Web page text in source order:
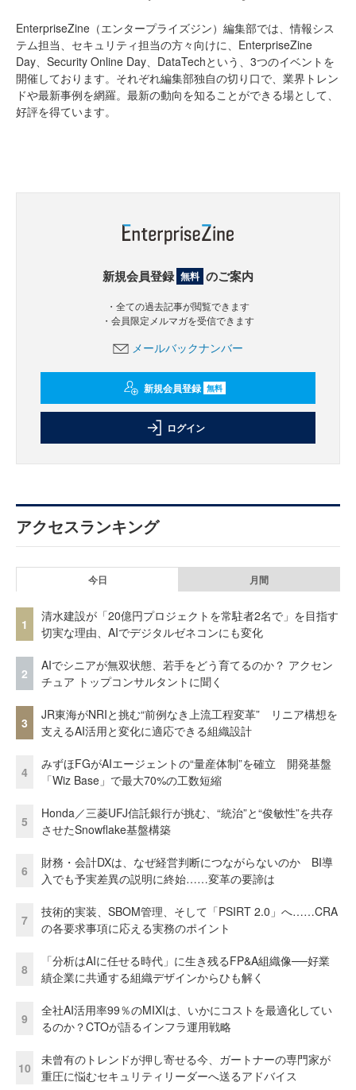
EnterpriseZine（エンタープライズジン）編集部では、情報シス
テム担当、セキュリティ担当の方々向けに、EnterpriseZine
Day、Security Online Day、DataTechという、3つのイベントを
開催しております。それぞれ編集部独自の切り口で、業界トレン
ドや最新事例を網羅。最新の動向を知ることができる場として、
好評を得ています。
新規会員登録 無料 のご案内
・全ての過去記事が閲覧できます
・会員限定メルマガを受信できます
メールバックナンバー
新規会員登録 無料
ログイン
アクセスランキング
今日 月間
1
清水建設が「20億円プロジェクトを常駐者2名で」を目指す
切実な理由、AIでデジタルゼネコンにも変化
2
AIでシニアが無双状態、若手をどう育てるのか？ アクセン
チュア トップコンサルタントに聞く
3
JR東海がNRIと挑む“前例なき上流工程変革” リニア構想を
支えるAI活用と変化に適応できる組織設計
4
みずほFGがAIエージェントの“量産体制”を確立 開発基盤
「Wiz Base」で最大70%の工数短縮
5
Honda／三菱UFJ信託銀行が挑む、“統治”と“俊敏性”を共存
させたSnowflake基盤構築
6
財務・会計DXは、なぜ経営判断につながらないのか BI導
入でも予実差異の説明に終始……変革の要諦は
7
技術的実装、SBOM管理、そして「PSIRT 2.0」へ……CRA
の各要求事項に応える実務のポイント
8
「分析はAIに任せる時代」に生き残るFP&A組織像──好業
績企業に共通する組織デザインからひも解く
9
全社AI活用率99％のMIXIは、いかにコストを最適化してい
るのか？CTOが語るインフラ運用戦略
10
未曾有のトレンドが押し寄せる今、ガートナーの専門家が
重圧に悩むセキュリティリーダーへ送るアドバイス